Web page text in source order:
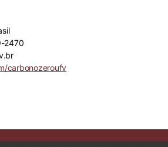
2470
carbonozeroufv